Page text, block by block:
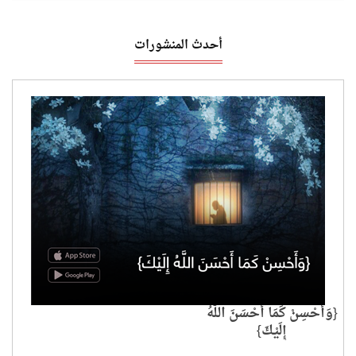
أحدث المنشورات
{وَأَحْسِنْ كَمَا أَحْسَنَ اللَّهُ
إِلَيْكَ}